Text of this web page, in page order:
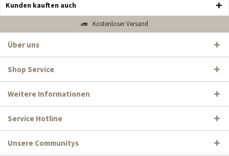
Kunden kauften auch
Kostenloser Versand
Über uns
Shop Service
Weitere Informationen
Service Hotline
Unsere Communitys